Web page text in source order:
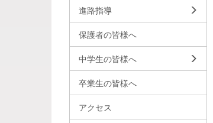
進路指導
保護者の皆様へ
中学生の皆様へ
卒業生の皆様へ
アクセス